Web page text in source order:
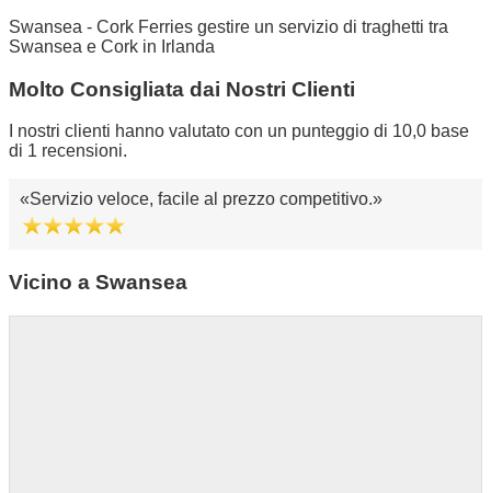
Swansea - Cork Ferries gestire un servizio di traghetti tra
Swansea e Cork in Irlanda
Molto Consigliata dai Nostri Clienti
I nostri clienti hanno valutato con un punteggio di 10,0 base
di 1 recensioni.
Servizio veloce, facile al prezzo competitivo.
Vicino a Swansea